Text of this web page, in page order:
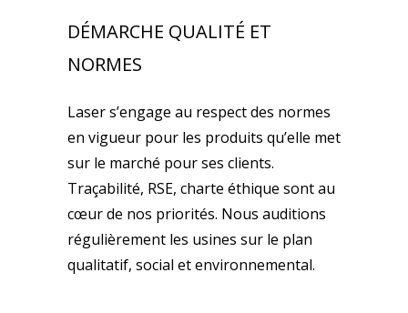
DÉMARCHE QUALITÉ ET
NORMES
Laser s’engage au respect des normes
en vigueur pour les produits qu’elle met
sur le marché pour ses clients.
Traçabilité, RSE, charte éthique sont au
cœur de nos priorités. Nous auditions
régulièrement les usines sur le plan
qualitatif, social et environnemental.